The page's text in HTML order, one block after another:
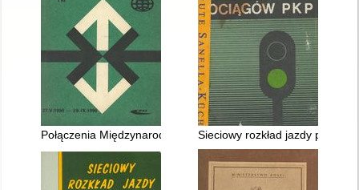
Połączenia Międzynarodowe 27.V.1990 - 29.IX.1990
Sieciowy rozkład jazdy